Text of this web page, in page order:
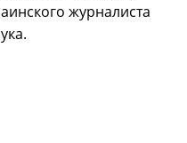
журналиста